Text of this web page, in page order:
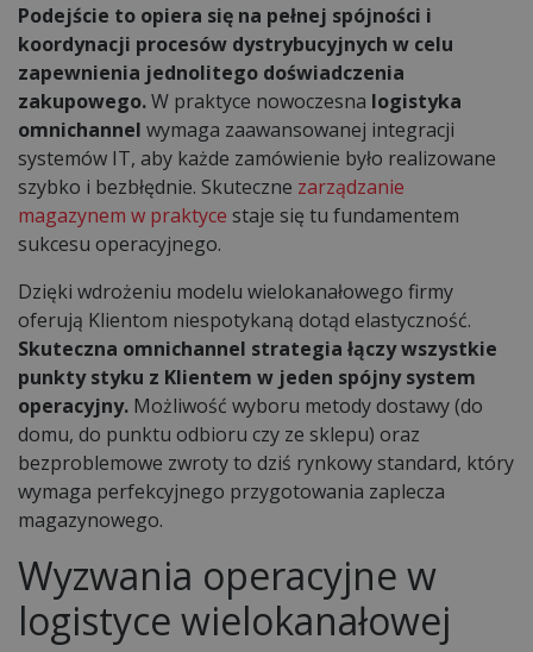
Podejście to opiera się na pełnej spójności i
koordynacji procesów dystrybucyjnych w celu
zapewnienia jednolitego doświadczenia
zakupowego.W praktyce nowoczesna logistyka
omnichannel wymaga zaawansowanej integracji
systemów IT, aby każde zamówienie było realizowane
szybko i bezbłędnie. Skuteczne zarządzanie
magazynem w praktyce staje się tu fundamentem
sukcesu operacyjnego.
Dzięki wdrożeniu modelu wielokanałowego firmy
oferują Klientom niespotykaną dotąd elastyczność.
Skuteczna omnichannel strategia łączy wszystkie
punkty styku z Klientem w jeden spójny system
operacyjny. Możliwość wyboru metody dostawy (do
domu, do punktu odbioru czy ze sklepu) oraz
bezproblemowe zwroty to dziś rynkowy standard, który
wymaga perfekcyjnego przygotowania zaplecza
magazynowego.
Wyzwania operacyjne w
logistyce wielokanałowej